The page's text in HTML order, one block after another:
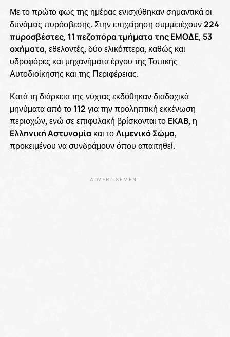
Με το πρώτο φως της ημέρας ενισχύθηκαν σημαντικά οι
δυνάμεις πυρόσβεσης. Στην επιχείρηση συμμετέχουν224
πυροσβέστες, 11 πεζοπόρα τμήματα της ΕΜΟΔΕ, 53
οχήματα, εθελοντές, δύο ελικόπτερα, καθώς και
υδροφόρες και μηχανήματα έργου της Τοπικής
Αυτοδιοίκησης και της Περιφέρειας.
Κατά τη διάρκεια της νύχτας εκδόθηκαν διαδοχικά
μηνύματα από το 112 για την προληπτική εκκένωση
περιοχών, ενώ σε επιφυλακή βρίσκονται το ΕΚΑΒ, η
Ελληνική Αστυνομία και τοΛιμενικό Σώμα,
προκειμένου να συνδράμουν όπου απαιτηθεί.
ADVERTISEMENT